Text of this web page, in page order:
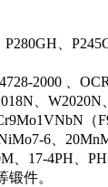
、
2000 、
、W2020N
6、
17-4PH、
锻件。